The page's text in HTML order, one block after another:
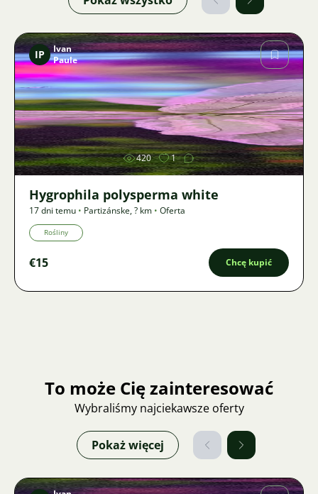
Zdjęcie
IP
Ivan
Paule
420 1
Hygrophila polysperma white
17 dni temu • Partizánske,? km • Oferta
Rośliny
€15 Chcę kupić
To może Cię zainteresować
Wybraliśmy najciekawsze oferty
Pokaż więcej